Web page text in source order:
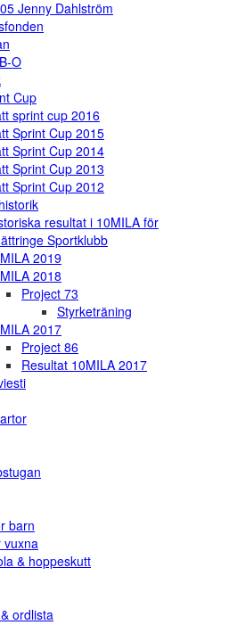
Jenny Dahlström
O
Cup
sprint cup 2016
Sprint Cup 2015
Sprint Cup 2014
Sprint Cup 2013
Sprint Cup 2012
resultat i 10MILA för
Sportklubb
2019
2018
Project 73
Styrketräning
2017
Project 86
Resultat 10MILA 2017
barn
vuxna
& hoppeskutt
ordlista